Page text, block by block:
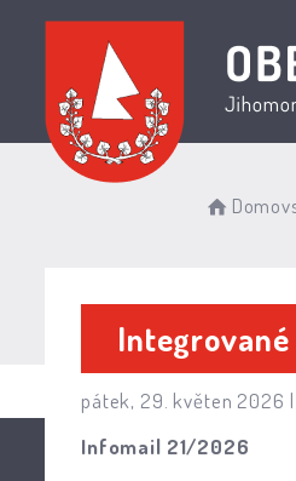
pátek, 29. květen 2026 |
Infomail 21/2026